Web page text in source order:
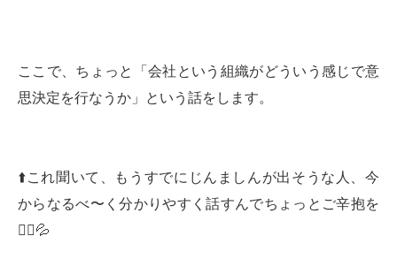
ここで、ちょっと「会社という組織がどういう感じで意
思決定を行なうか」という話をします。
⬆️これ聞いて、もうすでにじんましんが出そうな人、今
からなるべ〜く分かりやすく話すんでちょっとご辛抱を
🙇‍♂️💦